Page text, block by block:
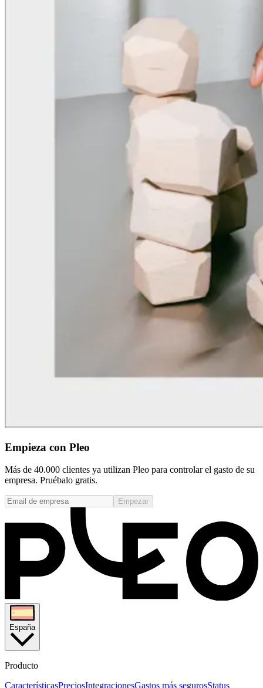
Empieza con Pleo
Más de 40.000 clientes ya utilizan Pleo para controlar el gasto de su
empresa. Pruébalo gratis.
Empezar
España
Producto
CaracterísticasPreciosIntegracionesGastos más segurosStatus